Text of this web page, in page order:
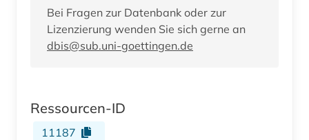
Bei Fragen zur Datenbank oder zur
Lizenzierung wenden Sie sich gerne an
dbis@sub.uni-goettingen.de
Ressourcen-ID
11187